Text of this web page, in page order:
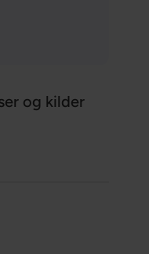
og kilder